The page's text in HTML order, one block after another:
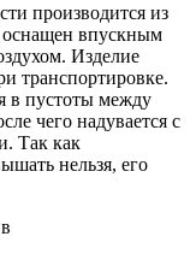
производится из
оснащен впускным
Изделие
транспортировке.
в пустоты между
чего надувается с
Так как
нельзя, его